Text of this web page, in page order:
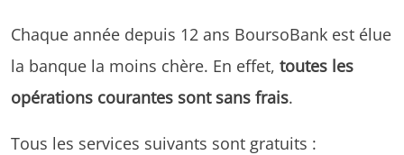
Chaque année depuis 12 ans BoursoBank est élue
la banque la moins chère. En effet, toutes les
opérations courantes sont sans frais.
Tous les services suivants sont gratuits :